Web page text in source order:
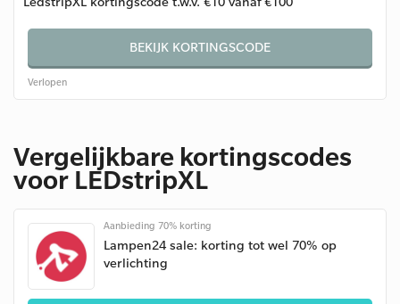
BEKIJK KORTINGSCODE
Verlopen
Vergelijkbare kortingscodes
voor LEDstripXL
Aanbieding 70% korting
Lampen24 sale: korting tot wel 70% op
verlichting